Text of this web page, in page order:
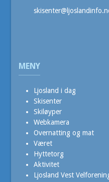
MENY
Ljosland i dag
Skisenter
Skiløyper
Webkamera
Overnatting og mat
Været
Hyttetorg
Aktivitet
Ljosland Vest